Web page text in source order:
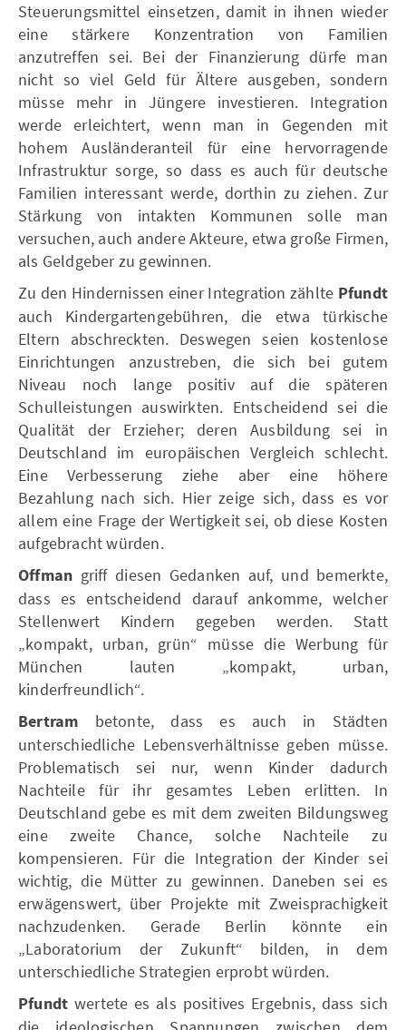
Steuerungsmittel einsetzen, damit in ihnen wieder
eine stärkere Konzentration von Familien
anzutreffen sei. Bei der Finanzierung dürfe man
nicht so viel Geld für Ältere ausgeben, sondern
müsse mehr in Jüngere investieren. Integration
werde erleichtert, wenn man in Gegenden mit
hohem Ausländeranteil für eine hervorragende
Infrastruktur sorge, so dass es auch für deutsche
Familien interessant werde, dorthin zu ziehen. Zur
Stärkung von intakten Kommunen solle man
versuchen, auch andere Akteure, etwa große Firmen,
als Geldgeber zu gewinnen.
Zu den Hindernissen einer Integration zählte Pfundt
auch Kindergartengebühren, die etwa türkische
Eltern abschreckten. Deswegen seien kostenlose
Einrichtungen anzustreben, die sich bei gutem
Niveau noch lange positiv auf die späteren
Schulleistungen auswirkten. Entscheidend sei die
Qualität der Erzieher; deren Ausbildung sei in
Deutschland im europäischen Vergleich schlecht.
Eine Verbesserung ziehe aber eine höhere
Bezahlung nach sich. Hier zeige sich, dass es vor
allem eine Frage der Wertigkeit sei, ob diese Kosten
aufgebracht würden.
Offman griff diesen Gedanken auf, und bemerkte,
dass es entscheidend darauf ankomme, welcher
Stellenwert Kindern gegeben werden. Statt
„kompakt, urban, grün“ müsse die Werbung für
München lauten „kompakt, urban,
kinderfreundlich“.
Bertram betonte, dass es auch in Städten
unterschiedliche Lebensverhältnisse geben müsse.
Problematisch sei nur, wenn Kinder dadurch
Nachteile für ihr gesamtes Leben erlitten. In
Deutschland gebe es mit dem zweiten Bildungsweg
eine zweite Chance, solche Nachteile zu
kompensieren. Für die Integration der Kinder sei
wichtig, die Mütter zu gewinnen. Daneben sei es
erwägenswert, über Projekte mit Zweisprachigkeit
nachzudenken. Gerade Berlin könnte ein
„Laboratorium der Zukunft“ bilden, in dem
unterschiedliche Strategien erprobt würden.
Pfundt wertete es als positives Ergebnis, dass sich